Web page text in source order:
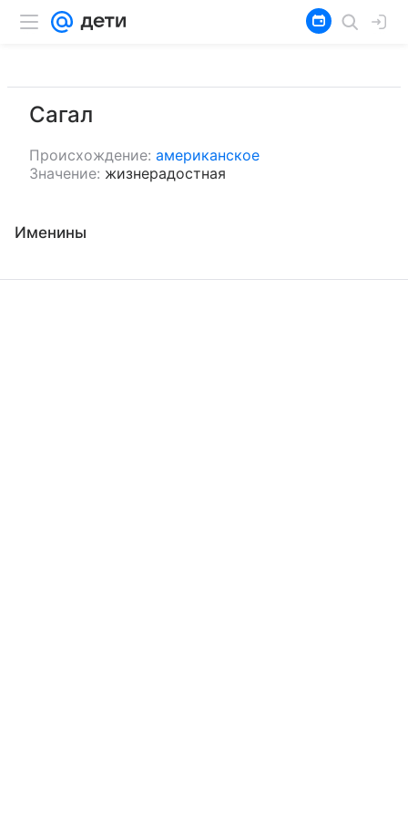
Сагал
Происхождение: американское
Значение: жизнерадостная
Именины